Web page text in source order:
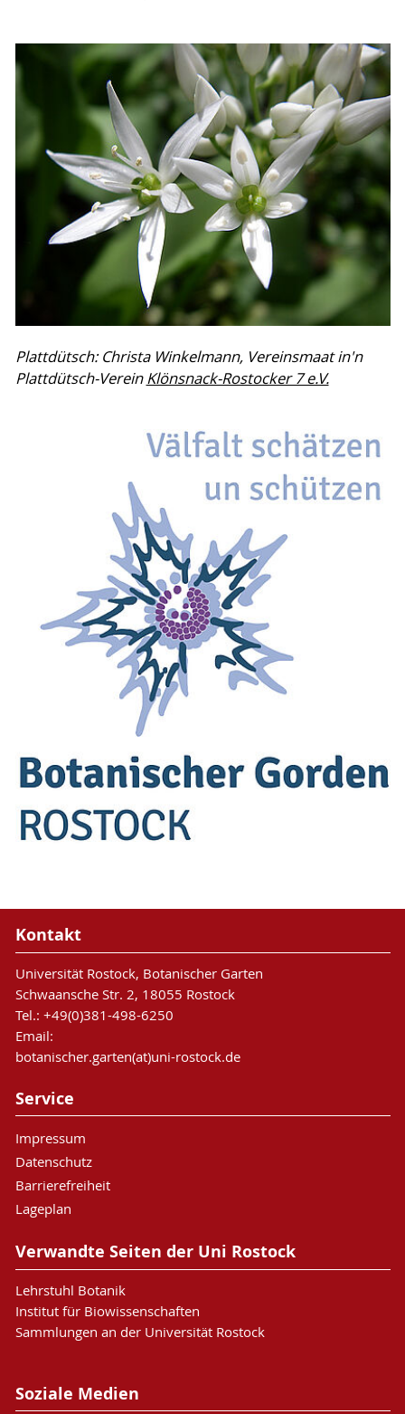
Plattdütsch: Christa Winkelmann, Vereinsmaat in'n
Plattdütsch-VereinKlönsnack-Rostocker 7 e.V.
Kontakt
Universität Rostock, Botanischer Garten
Schwaansche Str. 2, 18055 Rostock
Tel.: +49(0)381-498-6250
Email:
botanischer.garten(at)uni-rostock.de
Service
Impressum
Datenschutz
Barrierefreiheit
Lageplan
Verwandte Seiten der Uni Rostock
Lehrstuhl Botanik
Institut für Biowissenschaften
Sammlungen an der Universität Rostock
Soziale Medien